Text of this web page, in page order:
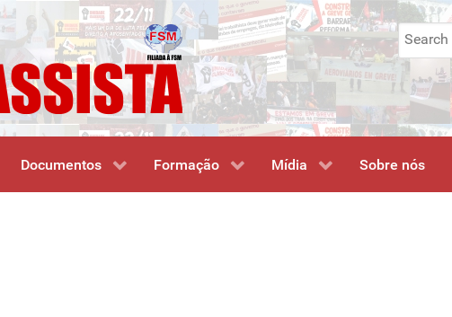
Search
for:
Documentos Formação Mídia Sobre nós